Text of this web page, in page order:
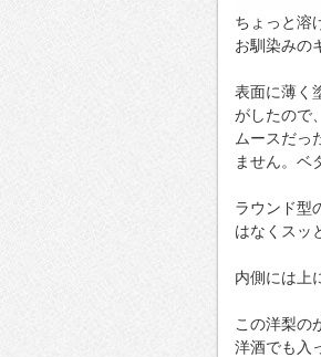
ちょっと溶
お馴染みの
表面に薄く
がしたので
ムースだっ
ません。ベ
ラウンド型
はなくスッ
内側には上
この洋梨の
洋酒でも入